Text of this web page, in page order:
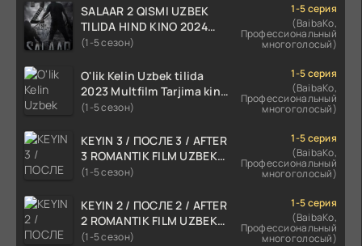
SALAAR 2 QISMI UZBEK
TILIDA HIND KINO 2024
TARJIMA 720p HD Skachat
(1-5 сезон)
1-5 серия
(BaibaKo,
Профессиональный
многоголосый)
O'lik Kelin Uzbek tilida
2023 Multfilm Tarjima kino
skachat
(1-5 сезон)
1-5 серия
(BaibaKo,
Профессиональный
многоголосый)
KEYIN 3 / ПОСЛЕ 3 / AFTER
3 ROMANTIK FILM UZBEK
TILIDA 2021 TARJIMA FILM
(1-5 сезон)
1-5 серия
(BaibaKo,
Профессиональный
многоголосый)
KEYIN 2 / ПОСЛЕ 2 / AFTER
2 ROMANTIK FILM UZBEK
TILIDA 2020 TARJIMA FILM
(1-5 сезон)
1-5 серия
(BaibaKo,
Профессиональный
многоголосый)